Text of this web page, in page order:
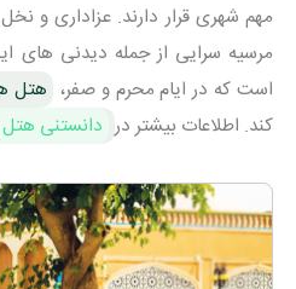
مهم شهری قرار دارند. عزاداری و
مرسیه سرایی از جمله دیدنی های
است که در ایام محرم و صفر، هتل
کند. اطلاعات بیشتر در دانستنی هتل